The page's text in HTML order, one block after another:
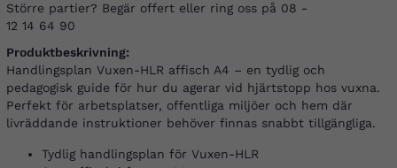
Större partier? Begär offert eller ring oss på 08 -
12 14 64 90
Produktbeskrivning:
Handlingsplan Vuxen-HLR affisch A4 – en tydlig och
pedagogisk guide för hur du agerar vid hjärtstopp hos vuxna.
Perfekt för arbetsplatser, offentliga miljöer och hem där
livräddande instruktioner behöver finnas snabbt tillgängliga.
Tydlig handlingsplan för Vuxen-HLR